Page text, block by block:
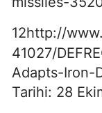
12http://
41027/
Adapts-Iron-
Tarihi: 28